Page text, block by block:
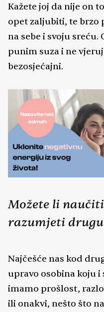
Kažete joj da nije on
opet zaljubiti, te brzo
na sebe i svoju sreću.
punim suza i ne
bezosjećajni.
Možete li
razumjeti drugu
Najčešće nas kod
upravo osobina koju i
imamo prošlost,
ili onakvi, nešto što